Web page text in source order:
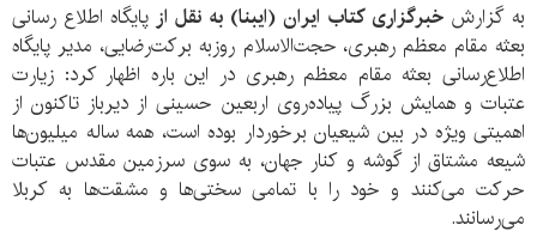
به گزارشخبرگزاری کتاب ایران (ایبنا) به نقل از پايگاه اطلاع رسانی
بعثه مقام معظم رهبری، حجت‌الاسلام روزبه بركت‌رضايی، مدير پايگاه
اطلاع‌رسانی بعثه مقام معظم رهبری در این باره اظهار کرد: زيارت
عتبات و همايش بزرگ پياده‌روی اربعين حسينی از ديرباز تاكنون از
اهميتی ويژه‌ در بين شيعيان برخوردار بوده است، همه ساله ميليون‌ها
شيعه مشتاق از گوشه و كنار جهان، به سوى سرزمين مقدس عتبات
حركت می‌کنند و خود را با تمامى سختی‌ها و مشقت‌ها به كربلا
مى‌رسانند.